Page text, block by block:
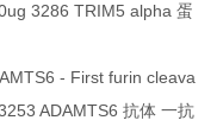
3286 TRIM5 alpha 蛋
- First furin cleava
ADAMTS6 抗体 一抗